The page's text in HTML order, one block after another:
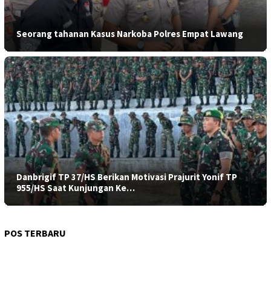
Seorang tahanan Kasus Narkoba Polres Empat Lawang
Danbrigif TP 37/HS Berikan Motivasi Prajurit Yonif TP
955/HS Saat Kunjungan Ke…
POS TERBARU